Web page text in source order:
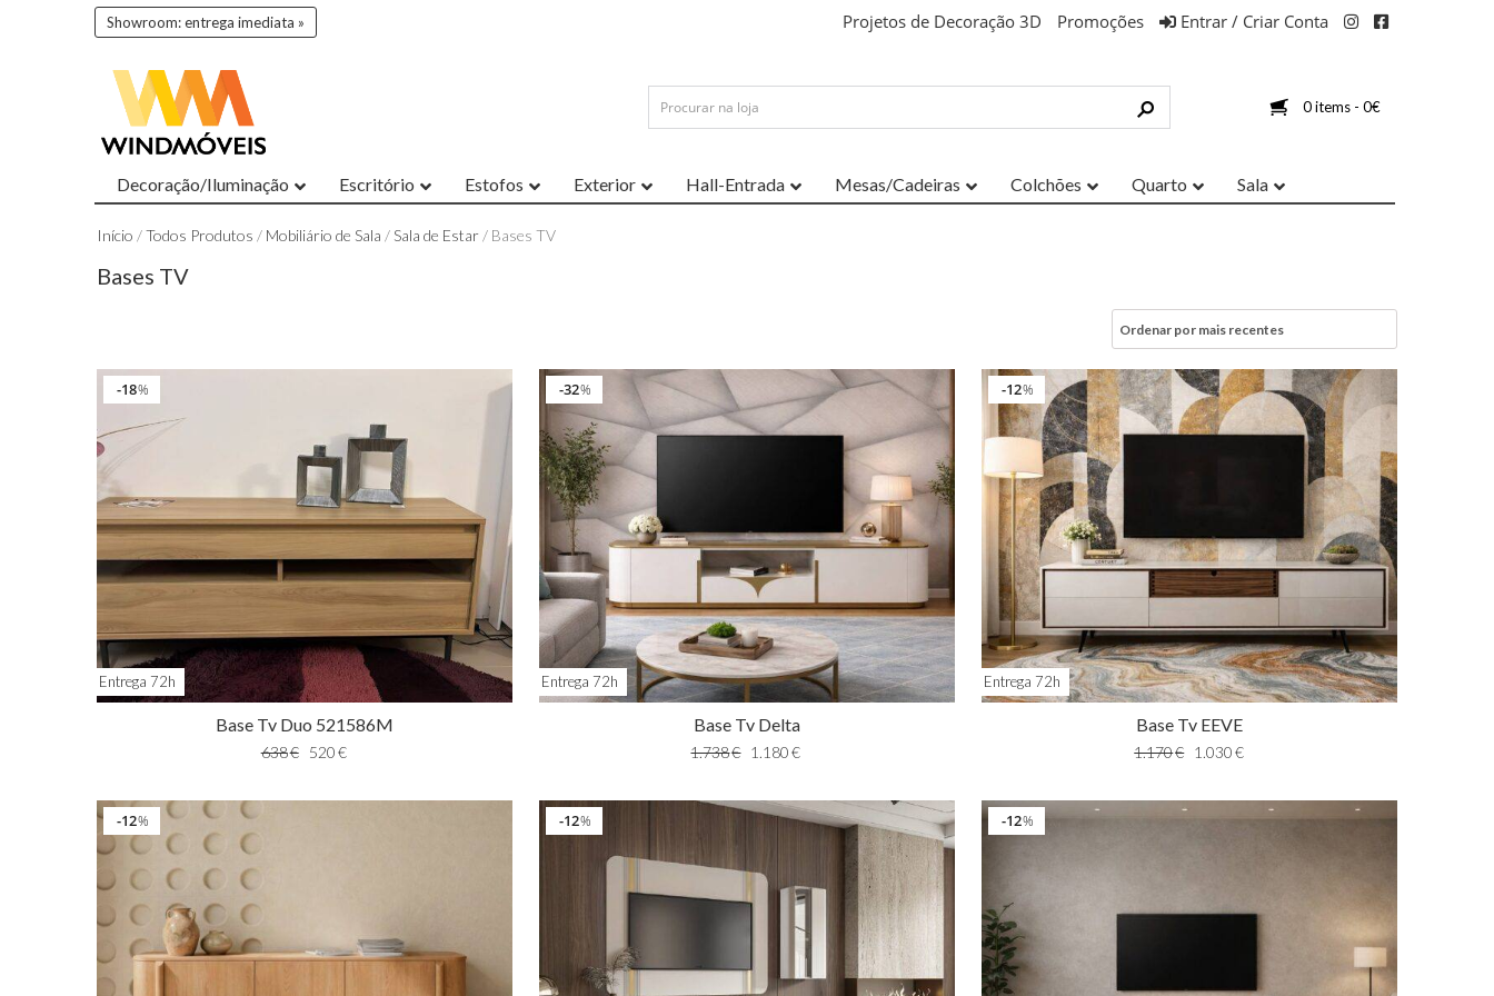
Showroom: entrega imediata » Projetos de Decoração 3D Promoções Entrar / Criar Conta
0 items - 0€
Decoração/Iluminação Escritório Estofos Exterior Hall-Entrada Mesas/Cadeiras Colchões Quarto Sala
Início /Todos Produtos / Mobiliário de Sala / Sala de Estar/ Bases TV
Bases TV
Entrega 72h
%
18
Base Tv Duo 521586M
638€ 520€
Entrega 72h
%
32
Base Tv Delta
1.738€ 1.180 €
Entrega 72h
%
12
Base Tv EEVE
1.170€ 1.030€
%
12 %
12 %
12